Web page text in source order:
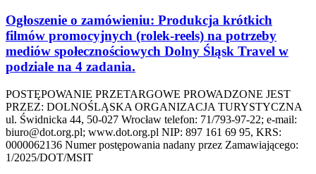
Ogłoszenie o zamówieniu: Produkcja krótkich
filmów promocyjnych (rolek-reels) na potrzeby
mediów społecznościowych Dolny Śląsk Travel w
podziale na 4 zadania.
POSTĘPOWANIE PRZETARGOWE PROWADZONE JEST
PRZEZ: DOLNOŚLĄSKA ORGANIZACJA TURYSTYCZNA
ul. Świdnicka 44, 50-027 Wrocław telefon: 71/793-97-22; e-mail:
biuro@dot.org.pl; www.dot.org.pl NIP: 897 161 69 95, KRS:
0000062136 Numer postępowania nadany przez Zamawiającego:
1/2025/DOT/MSIT